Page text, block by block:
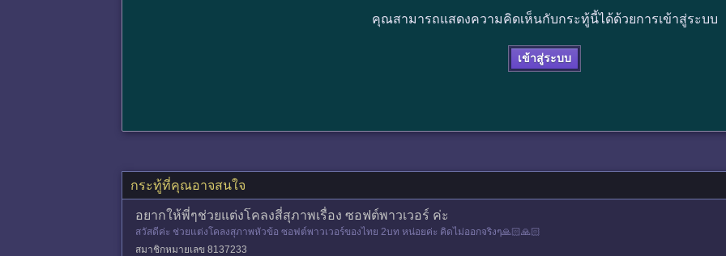
คุณสามารถแสดงความคิดเห็นกับกระทู้นี้ได้ด้วยการเข้าสู่ระบบ
เข้าสู่ระบบ
กระทู้ที่คุณอาจสนใจ
อยากให้พี่ๆช่วยแต่งโคลงสี่สุภาพเรื่อง ซอฟต์พาวเวอร์ ค่ะ
สวัสดีค่ะ ช่วยแต่งโคลงสุภาพหัวข้อ ซอฟต์พาวเวอร์ของไทย 2บท หน่อยค่ะ คิดไม่ออกจริงๆ🙏🏻🙏🏻
สมาชิกหมายเลข 8137233